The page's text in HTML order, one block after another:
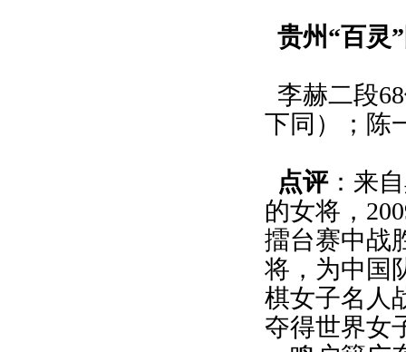
贵州“百灵
李赫二段
下同）；陈
点评：来
的女将，
擂台赛中战
将，为中国
棋女子名人
夺得世界女